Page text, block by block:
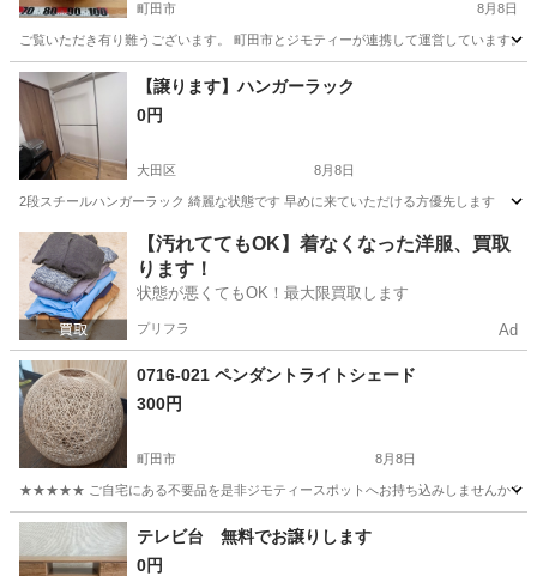
町田市 8月8日
ご覧いただき有り難うございます。 町田市とジモティーが連携して運営していま
東京 町田市 照明器具 リユース
【譲ります】ハンガーラック
0円
大田区 8月8日
2段スチールハンガーラック 綺麗な状態です 早めに来ていただける方優先します
東京 大田区 家具 ラック
【汚れててもOK】着なくなった洋服、買取
ります！
状態が悪くてもOK！最大限買取します
プリフラ Ad
0716-021 ペンダントライトシェード
300円
町田市 8月8日
★★★★★ ご自宅にある不要品を是非ジモティースポットへお持ち込みしませんか？
東京 町田市 照明器具 ペンダントライト
テレビ台 無料でお譲りします
0円